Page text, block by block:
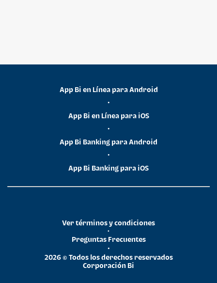
App Bi en Línea para Android
•
App Bi en Línea para iOS
•
App Bi Banking para Android
•
App Bi Banking para iOS
2026 © Todos los derechos reservados
Corporación Bi
•
Preguntas Frecuentes
•
Ver términos y condiciones